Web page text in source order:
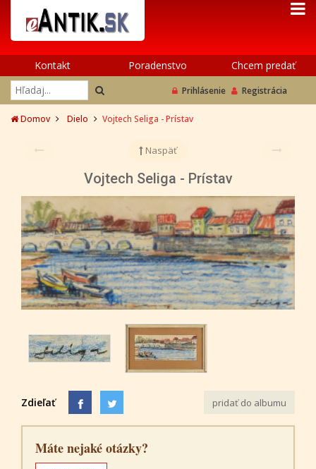
Kontakt Poradenstvo Chcem predať
Prihlásenie Registrácia
Domov Dielo Vojtech Seliga - Prístav
Naspäť
Vojtech Seliga - Prístav
Zdieľať pridať do albumu
Máte nejaké otázky?